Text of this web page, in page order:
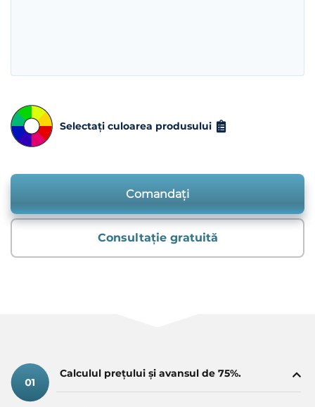
Selectați culoarea produsului
Comandați
Consultație gratuită
Calculul prețului și avansul de 75%.